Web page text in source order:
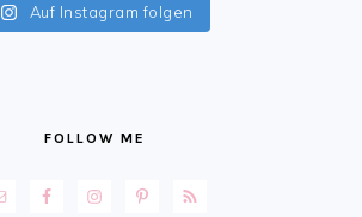
Auf Instagram folgen
FOLLOW ME